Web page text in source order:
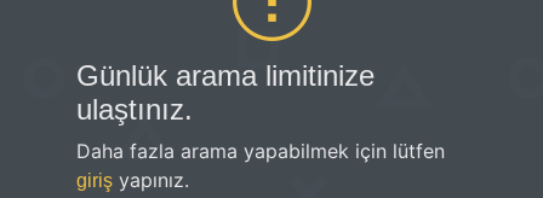
Günlük arama limitinize
ulaştınız.
Daha fazla arama yapabilmek için lütfen
giriş yapınız.